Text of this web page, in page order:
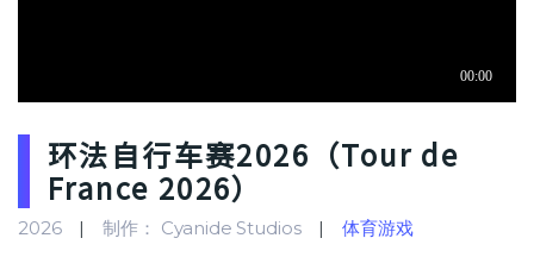
环法自行车赛2026（Tour de
France 2026）
2026 制作： Cyanide Studios 体育游戏